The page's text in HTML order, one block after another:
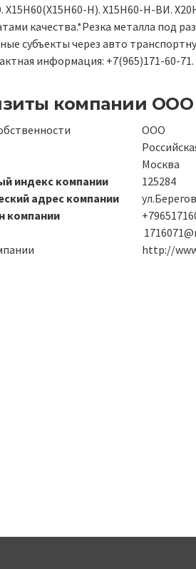
Х15Н60(Х15Н60-Н). Х15Н60-Н-ВИ.
качества.*Резка металла под
субъекты через авто
информация: +7(965)171-60-
компании ООО
ООО
Москва
индекс компании
125284
адрес компании
компании
http://